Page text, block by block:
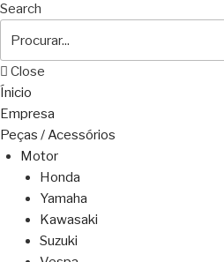
Search
Close
Ínicio
Empresa
Peças / Acessórios
Motor
Honda
Yamaha
Kawasaki
Suzuki